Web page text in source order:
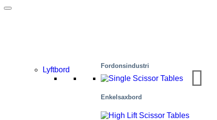
Fordonsindustri
Lyftbord
Enkelsaxbord